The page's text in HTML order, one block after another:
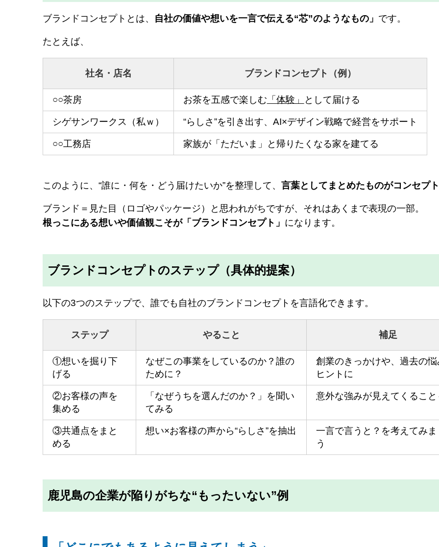
ブランドコンセプトとは、 自社の価値や想いを一言で伝える“芯”のようなもの」 です。
たとえば、
社名・店名 ブランドコンセプト（例）
○○茶房 お茶を五感で楽しむ 「体験」 として届ける
シゲサンワークス（私ｗ） “らしさ”を引き出す、AI×デザイン戦略で経営をサポート
○○工務店 家族が「ただいま」と帰りたくなる家を建てる
このように、“誰に・何を・どう届けたいか”を整理して、 言葉としてまとめたものがコンセプト
ブランド＝見た目（ロゴやパッケージ）と思われがちですが、それはあくまで表現の一部。
根っこにある想いや価値観こそが「ブランドコンセプト」 になります。
ブランドコンセプトのステップ（具体的提案）
以下の3つのステップで、誰でも自社のブランドコンセプトを言語化できます。
ステップ やること 補足
①想いを掘り下
げる
なぜこの事業をしているのか？誰の
ために？
創業のきっかけや、過去の悩
ヒントに
②お客様の声を
集める
「なぜうちを選んだのか？」を聞い
てみる
意外な強みが見えてくること
③共通点をまと
める
想い×お客様の声から“らしさ”を抽出
一言で言うと？を考えてみま
う
鹿児島の企業が陥りがちな“もったいない”例